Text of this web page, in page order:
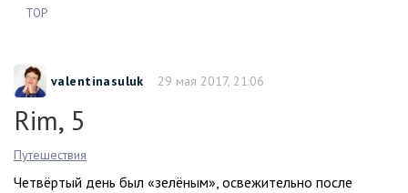
TOP
valentinasuluk 29 мая 2017, 21:06
Rim, 5
Путешествия
Четвёртый день был «зелёным», освежительно после